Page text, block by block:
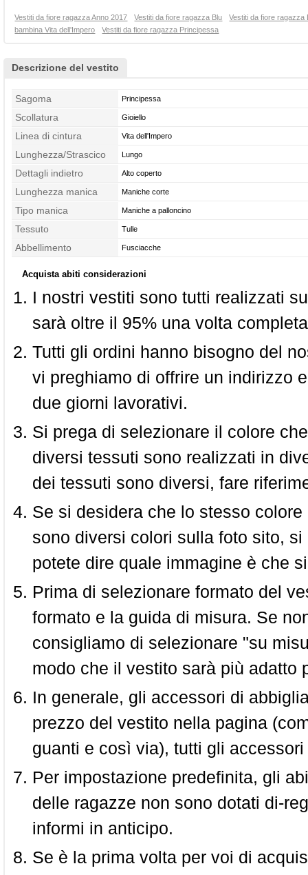
Vestiti da fiore ragazza Anno 2017 Vestiti da fiore ragazza Blu
Vestiti da fiore ragazza
bambina Vita dell'Impero
Vestiti da fiore ragazza Principessa
Descrizione del vestito
Sagoma Principessa
Scollatura Gioiello
Linea di cintura Vita dell'Impero
Lunghezza/Strascico Lungo
Dettagli indietro Alto coperto
Lunghezza manica Maniche corte
Tipo manica Maniche a palloncino
Tessuto Tulle
Abbellimento Fusciacche
Acquista abiti considerazioni
I nostri vestiti sono tutti realizzati
sarà oltre il 95% una volta
Tutti gli ordini hanno bisogno del
vi preghiamo di offrire un indirizzo
due giorni lavorativi.
Si prega di selezionare il colore
diversi tessuti sono realizzati in
dei tessuti sono diversi, fare
Se si desidera che lo stesso
sono diversi colori sulla foto sito,
potete dire quale immagine è che
Prima di selezionare formato del
formato e la guida di misura. Se
consigliamo di selezionare "su
modo che il vestito sarà più adatto
In generale, gli accessori di
prezzo del vestito nella pagina
guanti e così via), tutti gli
Per impostazione predefinita, gli
delle ragazze non sono dotati di-
informi in anticipo.
Se è la prima volta per voi di